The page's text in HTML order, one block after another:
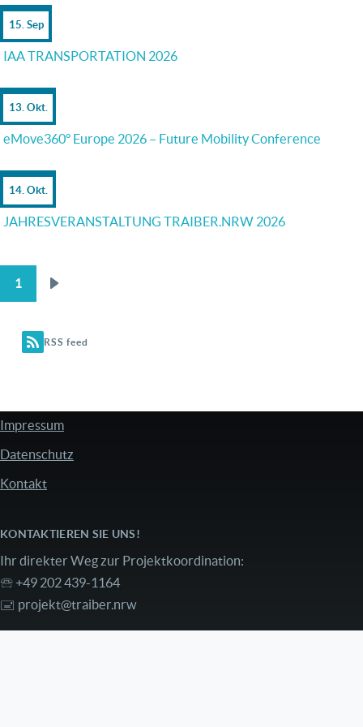
15. Sep
IAA TRANSPORTATION 2026
13. Okt.
eMove360° Europe 2026 – Future Mobility Conference
14. Okt.
JAHRESVERANSTALTUNG TRAIBER.NRW 2026
1
RSS feed
FUSSZEILE
Impressum
Datenschutz
Kontakt
KONTAKTIEREN SIE UNS!
Ihr direkter Weg zur Projektkoordination:
🕾 +49 202 439-1164
🖃 projekt@traiber.nrw